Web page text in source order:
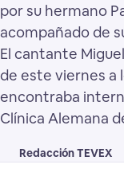
por su hermano
acompañado de
El cantante
de este viernes a
encontraba
Clínica Alemana
Redacción TEVEX